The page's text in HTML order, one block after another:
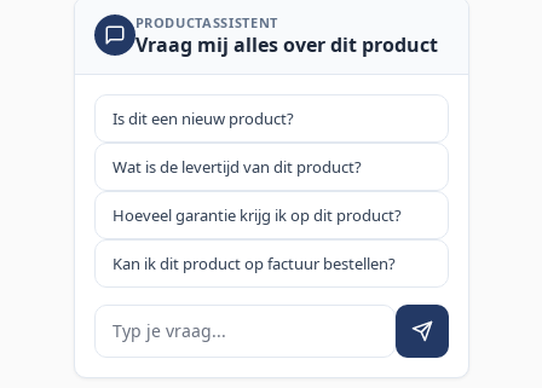
PRODUCTASSISTENT
Vraag mij alles over dit product
Is dit een nieuw product?
Wat is de levertijd van dit product?
Hoeveel garantie krijg ik op dit product?
Kan ik dit product op factuur bestellen?
Je vraag